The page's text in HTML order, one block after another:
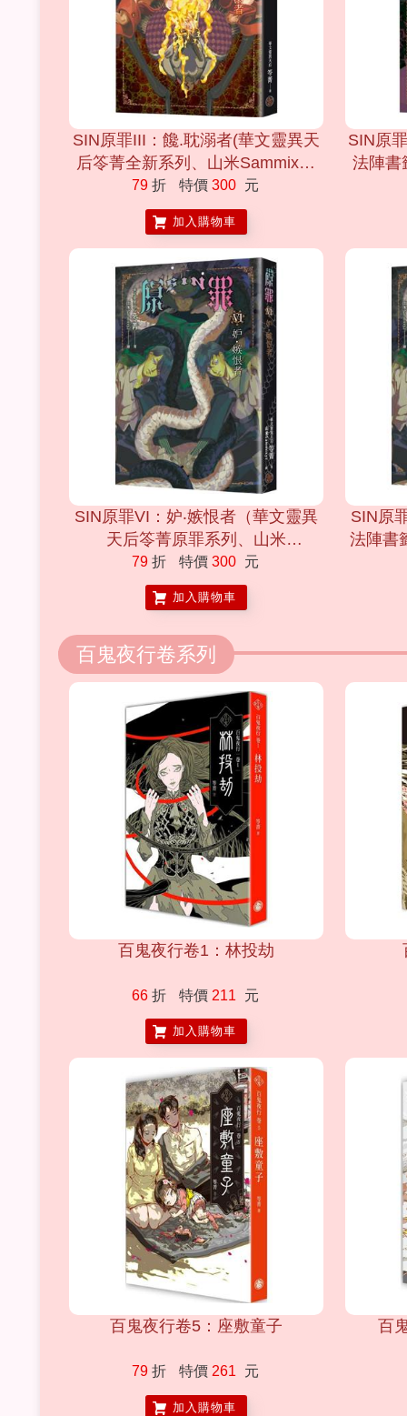
SIN原罪III：饞.耽溺者(華文靈異天
后笭菁全新系列、山米Sammixyz
繪製封面、原罪世界無盡誘惑開啟)
79 折 特價 300 元
加入購物車
SIN原
法陣書
SIN原罪VI：妒‧嫉恨者（華文靈異
天后笭菁原罪系列、山米
Sammixyz繪製封面、原罪世界無
盡誘惑開啟）
79 折 特價 300 元
加入購物車
SIN原
法陣書
百鬼夜行卷系列
百鬼夜行卷1：林投劫
66 折 特價 211 元
加入購物車
百鬼夜行卷5：座敷童子
79 折 特價 261 元
加入購物車
百